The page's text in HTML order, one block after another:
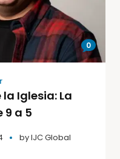
0
Iglesia: La
9 a 5
byIJC Global